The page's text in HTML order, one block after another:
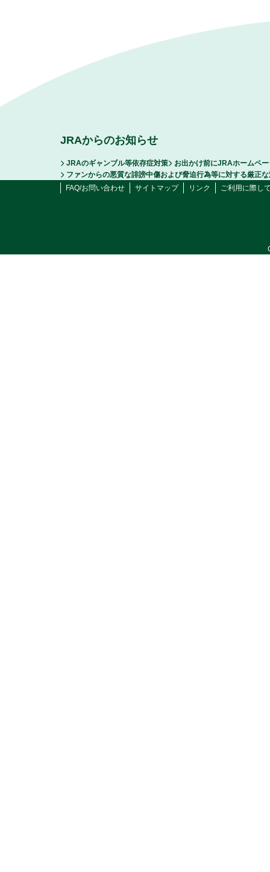
JRAからのお知らせ
JRAのギャンブル等依存症対策
お出かけ前にJRAホームペ
ファンからの悪質な誹謗中傷および脅迫行為等に対する厳正
FAQ/お問い合わせ
サイトマップ リンク ご利用に際し